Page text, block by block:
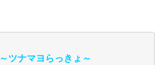
～ツナマヨらっきょ～